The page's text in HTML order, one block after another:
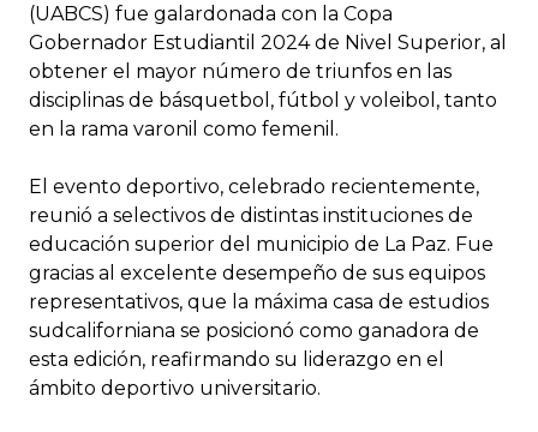
(UABCS) fue galardonada con la Copa
Gobernador Estudiantil 2024 de Nivel Superior, al
obtener el mayor número de triunfos en las
disciplinas de básquetbol, fútbol y voleibol, tanto
en la rama varonil como femenil.
El evento deportivo, celebrado recientemente,
reunió a selectivos de distintas instituciones de
educación superior del municipio de La Paz. Fue
gracias al excelente desempeño de sus equipos
representativos, que la máxima casa de estudios
sudcaliforniana se posicionó como ganadora de
esta edición, reafirmando su liderazgo en el
ámbito deportivo universitario.